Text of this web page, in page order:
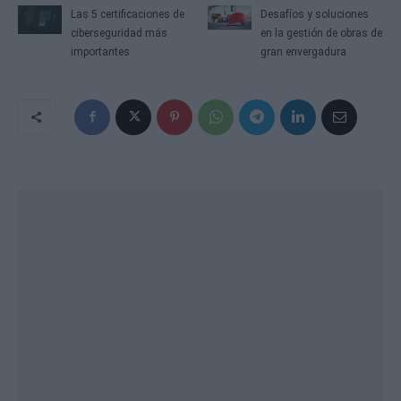
Las 5 certificaciones de
ciberseguridad más
importantes
Desafíos y soluciones
en la gestión de obras de
gran envergadura